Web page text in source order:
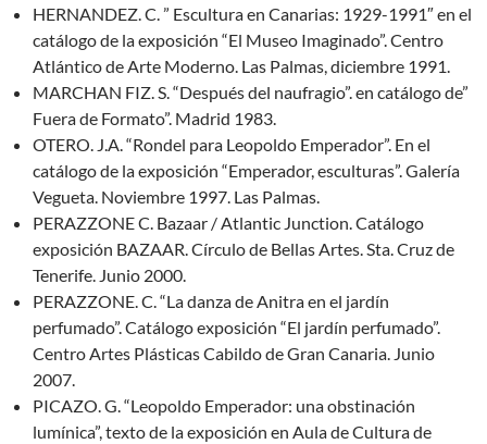
HERNANDEZ. C. ” Escultura en Canarias: 1929-1991″ en el
catálogo de la exposición “El Museo Imaginado”. Centro
Atlántico de Arte Moderno. Las Palmas, diciembre 1991.
MARCHAN FIZ. S. “Después del naufragio”. en catálogo de”
Fuera de Formato”. Madrid 1983.
OTERO. J.A. “Rondel para Leopoldo Emperador”. En el
catálogo de la exposición “Emperador, esculturas”. Galería
Vegueta. Noviembre 1997. Las Palmas.
PERAZZONE C. Bazaar / Atlantic Junction. Catálogo
exposición BAZAAR. Círculo de Bellas Artes. Sta. Cruz de
Tenerife. Junio 2000.
PERAZZONE. C. “La danza de Anitra en el jardín
perfumado”. Catálogo exposición “El jardín perfumado”.
Centro Artes Plásticas Cabildo de Gran Canaria. Junio
2007.
PICAZO. G. “Leopoldo Emperador: una obstinación
lumínica”, texto de la exposición en Aula de Cultura de